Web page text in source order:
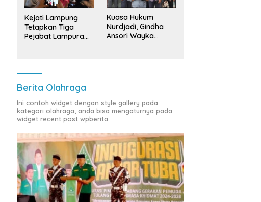
Kejati Lampung
Tetapkan Tiga
Pejabat Lampura
Kuasa Hukum
Nurdjadi, Gindha
Ansori Wayka
Berita Olahraga
Ini contoh widget dengan style gallery pada
kategori olahraga, anda bisa mengaturnya pada
widget recent post wpberita.